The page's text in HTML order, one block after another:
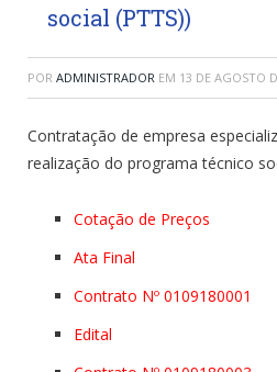
social (PTTS))
POR ADMINISTRADOR EM 13 DE AGOSTO
Contratação de empresa
realização do programa técnico
Cotação de Preços
Ata Final
Contrato Nº 0109180001
Edital